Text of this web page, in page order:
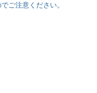
ご注意ください。